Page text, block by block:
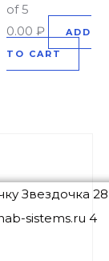
of 5
0.00₽
ADD
TO CART